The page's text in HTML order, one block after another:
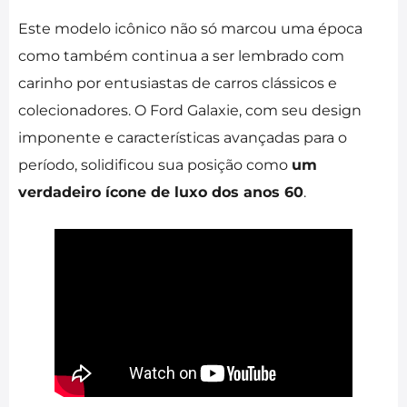
Este modelo icônico não só marcou uma época
como também continua a ser lembrado com
carinho por entusiastas de carros clássicos e
colecionadores. O Ford Galaxie, com seu design
imponente e características avançadas para o
período, solidificou sua posição como um
verdadeiro ícone de luxo dos anos 60.